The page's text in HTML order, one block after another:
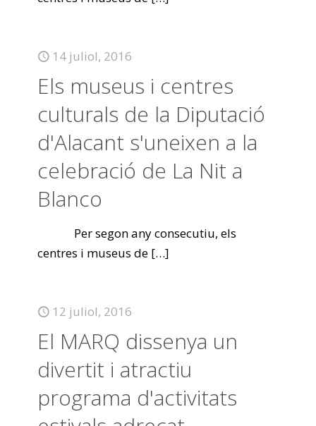
14 juliol, 2016
Els museus i centres
culturals de la Diputació
d'Alacant s'uneixen a la
celebració de La Nit a
Blanco
Per segon any consecutiu, els
centres i museus de […]
12 juliol, 2016
El MARQ dissenya un
divertit i atractiu
programa d'activitats